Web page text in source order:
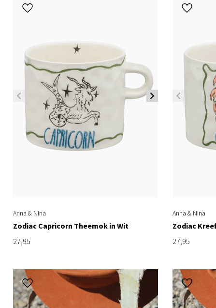
Anna & Nina
Zodiac Capricorn Theemok in Wit
27,95
Anna & Nina
Zodiac
27,95